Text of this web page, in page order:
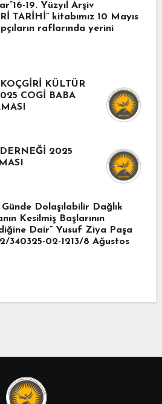
19. Yüzyıl Arşiv
TARİHİ” kitabımız 10 Mayıs
raflarında yerini
KÜLTÜR
COGİ BABA
2025
Dolaşılabilir Dağlık
Kesilmiş Başlarının
Dair” Yusuf Ziya Paşa
340325-02-1213/8 Ağustos